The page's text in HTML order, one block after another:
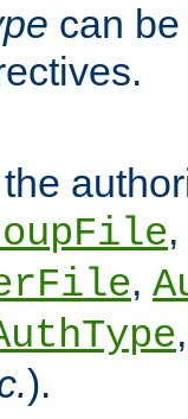
can
,
,
).